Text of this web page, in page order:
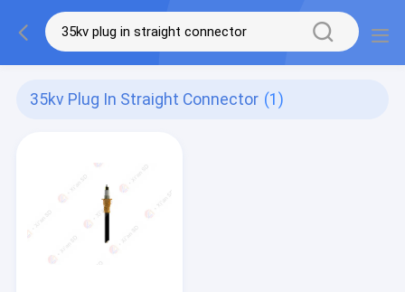
35kv Plug In Straight Connector (1)